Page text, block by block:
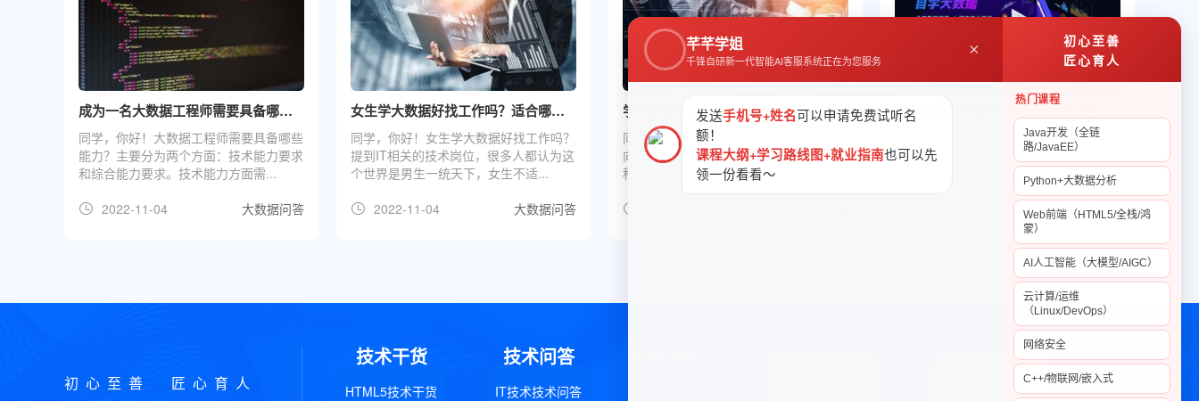
成为一名大数据工程师需要具备哪些能力？
同学，你好！大数据工程师需要具备哪些
能力？主要分为两个方面：技术能力要求
和综合能力要求。技术能力方面需...
2022-11-04
大数据问答
女生学大数据好找工作吗？适合哪些方向
同学，你好！女生学大数据好找工作吗？
提到IT相关的技术岗位，很多人都认为这
个世界是男生一统天下，女生不适...
2022-11-04
大数据问答
学大数据和人工智能哪个方向好？哪个工资更高
同学，你好！学大数据和人工智能哪个方
向好？大数据和人工智能都是当下的热门
科技行业。我觉得两者的发展前景...
同学，你好！自学数据分析要多久可以上
班？一般来说，自学数据分析是比较困难
的，因为数据分析师的工作技能很...
大数据问答
初心至善 匠心育人
技术干货
HTML5技术干货
技术问答
IT技术技术问答
芊芊学姐
千锋自研新一代智能AI客服系统正在为您服务
×
发送手机号+姓名可以申请免费试听名
额！
课程大纲+学习路线图+就业指南也可以先
领一份看看～
初心至善
匠心育人
热门课程
Java开发（全链
路/JavaEE）
Python+大数据分析
Web前端（HTML5/全栈/鸿
蒙）
AI人工智能（大模型/AIGC）
云计算/运维
（Linux/DevOps）
网络安全
C++/物联网/嵌入式